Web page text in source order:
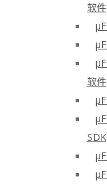
软件
软件
SDK